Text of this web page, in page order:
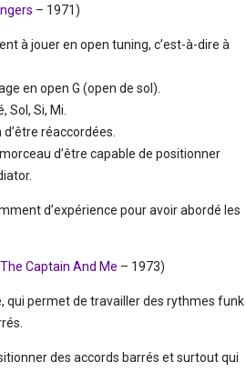
– 1971)
à jouer en open tuning, c’est-à-dire à
en open G (open de sol).
Sol, Si, Mi.
réaccordées.
d’être capable de positionner
d’expérience pour avoir abordé les
The Captain And Me – 1973)
qui permet de travailler des rythmes funk
des accords barrés et surtout qui